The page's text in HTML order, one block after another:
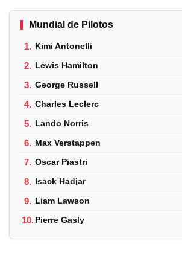
Mundial de Pilotos
1. Kimi Antonelli
2. Lewis Hamilton
3. George Russell
4. Charles Leclerc
5. Lando Norris
6. Max Verstappen
7. Oscar Piastri
8. Isack Hadjar
9. Liam Lawson
10.Pierre Gasly